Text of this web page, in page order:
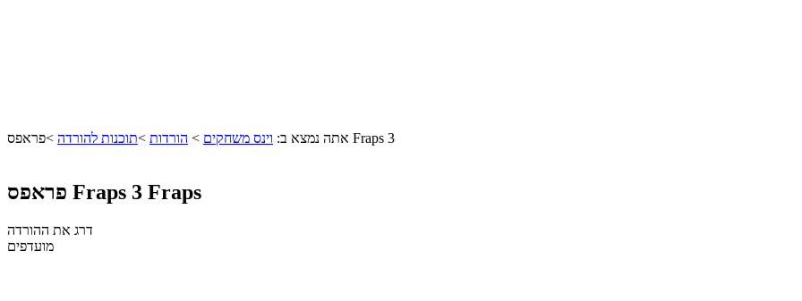
אתה נמצא ב: וינס משחקים > הורדות >תוכנות להורדה > פראפס Fraps 3
פראפס Fraps 3 Fraps
דרג את ההורדה
מועדפים